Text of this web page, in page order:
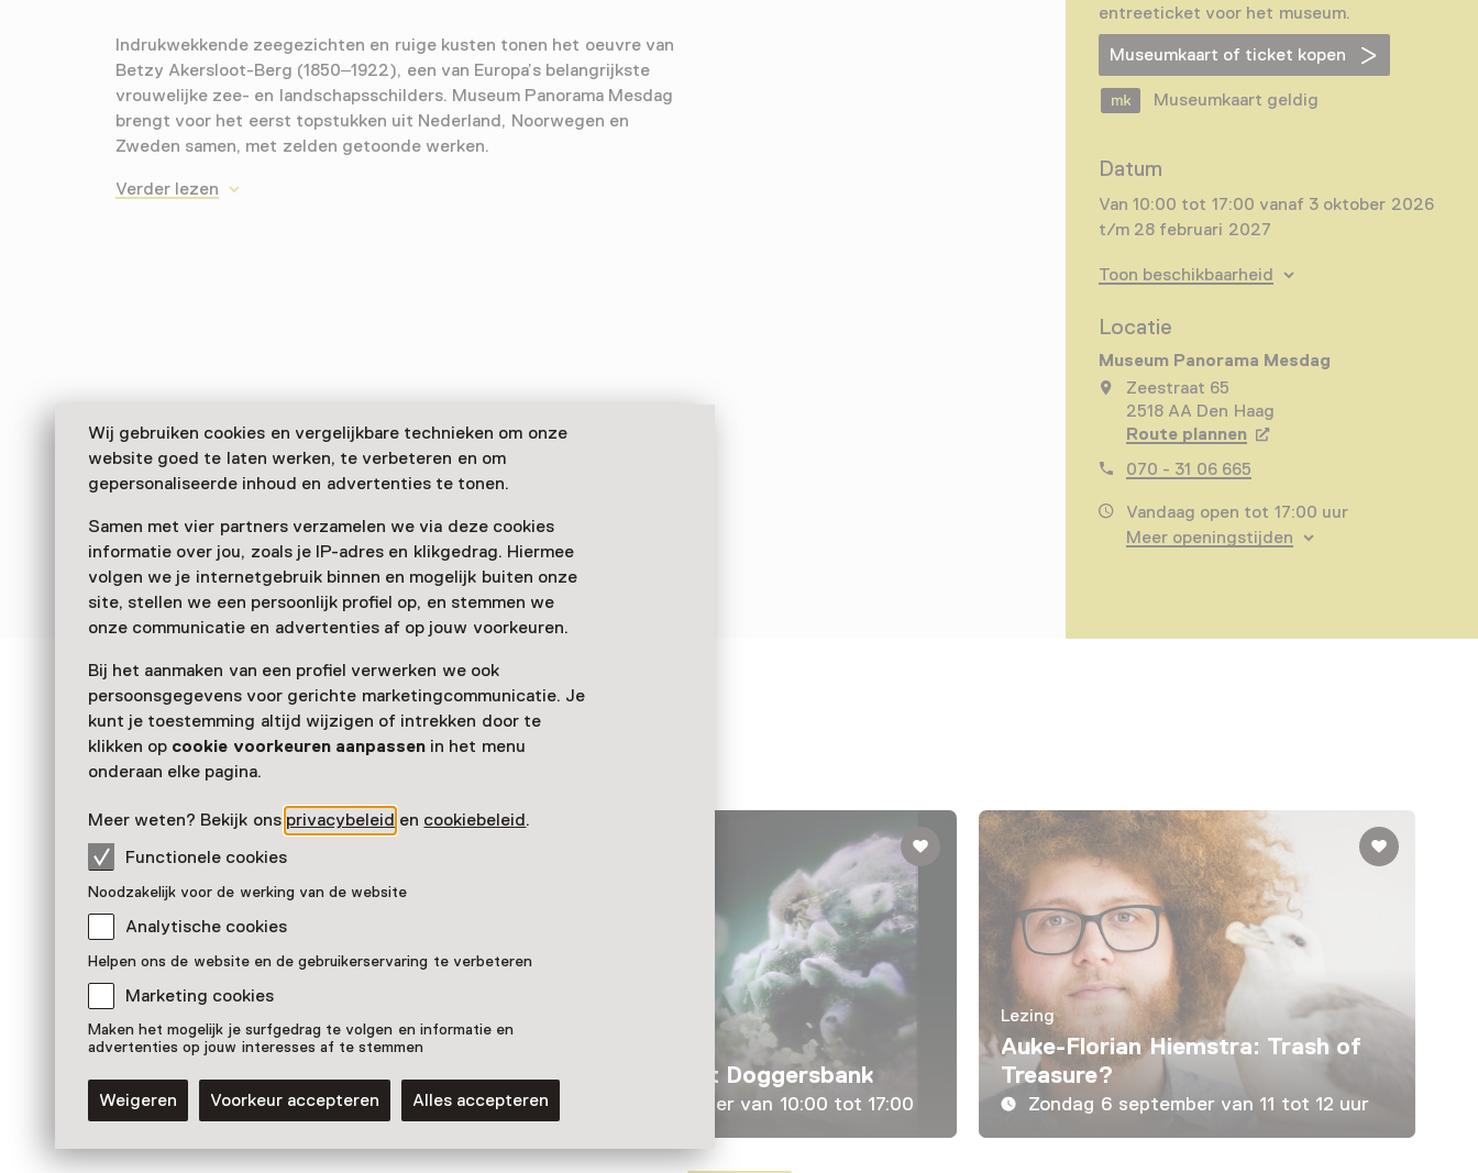
Wij gebruiken cookies en vergelijkbare technieken om onze
website goed te laten werken, te verbeteren en om
gepersonaliseerde inhoud en advertenties te tonen.
Samen met vier partners verzamelen we via deze cookies
informatie over jou, zoals je IP-adres en klikgedrag. Hiermee
volgen we je internetgebruik binnen en mogelijk buiten onze
site, stellen we een persoonlijk profiel op, en stemmen we
onze communicatie en advertenties af op jouw voorkeuren.
Bij het aanmaken van een profiel verwerken we ook
persoonsgegevens voor gerichte marketingcommunicatie. Je
kunt je toestemming altijd wijzigen of intrekken door te
klikken op cookie voorkeuren aanpassenin het menu
onderaan elke pagina.
Meer weten? Bekijk ons privacybeleid en cookiebeleid.
Functionele cookies
Noodzakelijk voor de werking van de website
Analytische cookies
Helpen ons de website en de gebruikerservaring te verbeteren
Marketing cookies
Maken het mogelijk je surfgedrag te volgen en informatie en
advertenties op jouw interesses af te stemmen
Weigeren Voorkeur accepteren Alles accepteren
Indrukwekkende zeegezichten en ruige kusten tonen het oeuvre van
Betzy Akersloot-Berg (1850–1922), een van Europa’s belangrijkste
vrouwelijke zee- en landschapsschilders. Museum Panorama Mesdag
brengt voor het eerst topstukken uit Nederland, Noorwegen en
Zweden samen, met zelden getoonde werken.
Verder lezen
entreeticket voor het museum.
Museumkaart of ticket kopen
Museumkaart geldig
Datum
Van 10:00 tot 17:00 vanaf 3 oktober 2026
t/m 28 februari 2027
Toon beschikbaarheid
Locatie
Museum Panorama Mesdag
Zeestraat 65
2518 AA Den Haag
Route plannen Opent in een nieuw tabblad
070 - 31 06 665
Vandaag open tot 17:00 uur
Meer openingstijden
Zien & doen in Museum
Panorama Mesdag
Het Panorama van Scheveningen
DRIFT. Duin tot Doggersbank
T/m 13 september van 10:00 tot 17:00
Lezing
Auke-Florian Hiemstra: Trash of
Treasure?
Zondag 6 september van 11 tot 12 uur